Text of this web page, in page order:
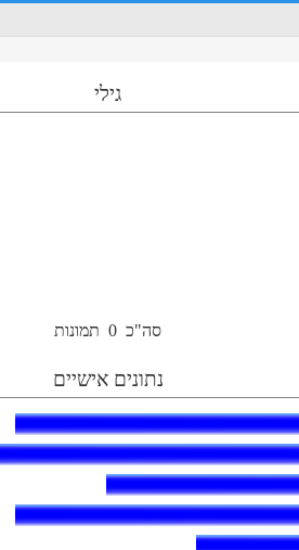
גילי
סה"כ 0 תמונות
נתונים אישיים